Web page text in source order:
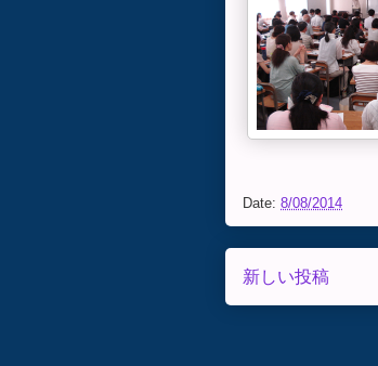
Date: 8/08/2014
新しい投稿